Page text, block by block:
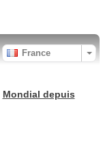
France
Mondial depuis